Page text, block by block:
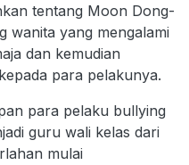
tentang Moon Dong-
wanita yang mengalami
dan kemudian
para pelakunya.
para pelaku bullying
guru wali kelas dari
mulai